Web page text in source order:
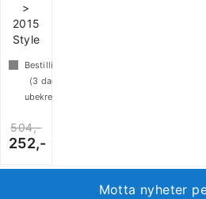
>
2015
Style
Bestillingsvare
(3 dager
ubekreftet)
504,-
252,-
Motta nyheter